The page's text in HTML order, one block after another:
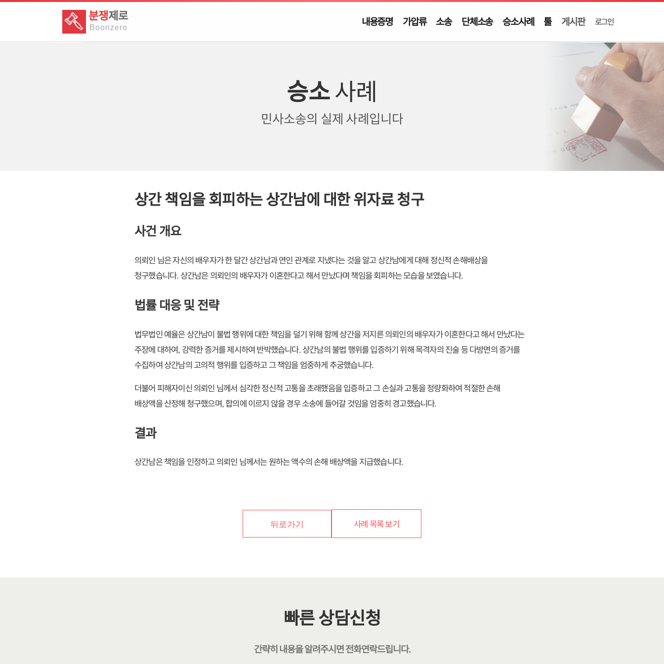
분쟁제로
Boonzero 내용증명 가압류 소송 단체소송 승소사례 툴 게시판 로그인
승소사례
민사소송의 실제 사례입니다
상간 책임을 회피하는 상간남에 대한 위자료 청구
사건 개요
의뢰인 님은 자신의 배우자가 한 달간 상간남과 연인 관계로 지냈다는 것을 알고 상간남에게 대해 정신적 손해배상을
청구했습니다. 상간남은 의뢰인의 배우자가 이혼한다고 해서 만났다며 책임을 회피하는 모습을 보였습니다.
법률 대응 및 전략
법무법인 예율은 상간남이 불법 행위에 대한 책임을 덜기 위해 함께 상간을 저지른 의뢰인의 배우자가 이혼한다고 해서 만났다는
주장에 대하여, 강력한 증거를 제시하여 반박했습니다. 상간남의 불법 행위를 입증하기 위해 목격자의 진술 등 다방면의 증거를
수집하여 상간남의 고의적 행위를 입증하고 그 책임을 엄중하게 추궁했습니다.
더불어 피해자이신 의뢰인 님께서 심각한 정신적 고통을 초래했음을 입증하고 그 손실과 고통을 정량화하여 적절한 손해
배상액을 산정해 청구했으며, 합의에 이르지 않을 경우 소송에 들어갈 것임을 엄중히 경고했습니다.
결과
상간남은 책임을 인정하고 의뢰인 님께서는 원하는 액수의 손해 배상액을 지급했습니다.
뒤로가기 사례 목록 보기
빠른 상담신청
간략히 내용을 알려주시면전화연락드립니다.